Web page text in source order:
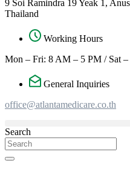
9 Soi Ramindra 19 Yeak 1,
Thailand
Working Hours
Mon – Fri: 8 AM – 5 PM / Sat –
General Inquiries
office@atlantamedicare.co.th
Search